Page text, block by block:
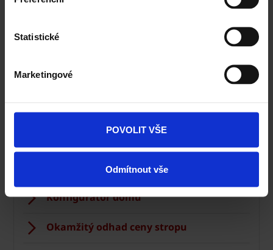
Statistické
Marketingové
POVOLIT VŠE
Odmítnout vše
Zdivo Porotherm
Kalkulace zdiva
Technická podpora
Konfigurátor domu
Okamžitý odhad ceny stropu